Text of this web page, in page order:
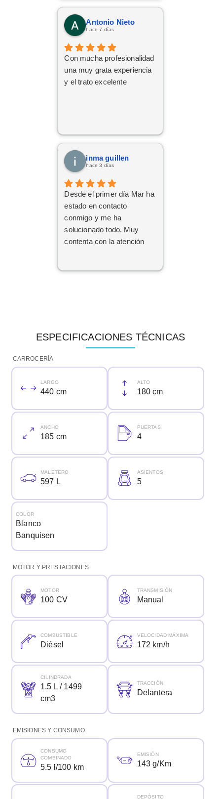
Antonio Nieto
hace 7 días
Con mucha profesionalidad
una muy grata experiencia
y el trato excelente
inma guillen
hace 3 días
Desde el primer día Mar ha
estado en contacto
conmigo y me ha
solucionado todo. Muy
contenta con la atención
ESPECIFICACIONES TÉCNICAS
CARROCERÍA
LARGO
440 cm
ALTO
180 cm
ANCHO
185 cm
PUERTAS
4
MALETERO
597 L
ASIENTOS
5
COLOR
Blanco
Banquisen
MOTOR Y PRESTACIONES
MOTOR
100 CV
TRANSMISIÓN
Manual
COMBUSTIBLE
Diésel
VELOCIDAD MÁXIMA
172 km/h
CILINDRADA
1.5 L / 1499
cm3
TRACCIÓN
Delantera
EMISIONES Y CONSUMO
CONSUMO
COMBINADO
5.5 l/100 km
EMISIÓN
143 g/Km
DEPÓSITO